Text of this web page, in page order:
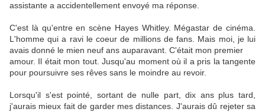
assistante a accidentellement envoyé ma réponse.
C'est là qu'entre en scène Hayes Whitley. Mégastar de cinéma.
L'homme qui a ravi le coeur de millions de fans. Mais moi, je lui
avais donné le mien neuf ans auparavant. C'était mon premier
amour. Il était mon tout. Jusqu'au moment où il a pris la tangente
pour poursuivre ses rêves sans le moindre au revoir.
Lorsqu'il s'est pointé, sortant de nulle part, dix ans plus tard,
j'aurais mieux fait de garder mes distances. J'aurais dû rejeter sa